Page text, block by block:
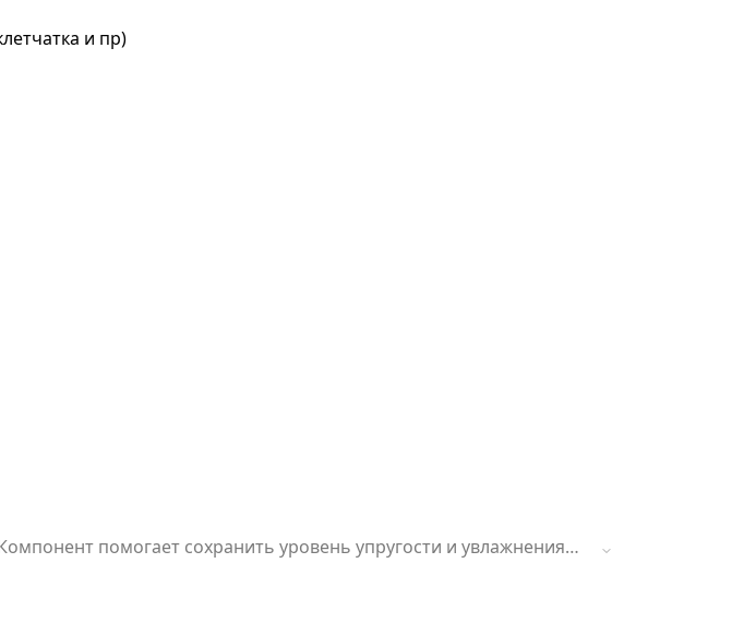
и пр)
помогает сохранить уровень упругости и увлажнения
и сухой погоды. Успейте заказать по скидке! Высокие